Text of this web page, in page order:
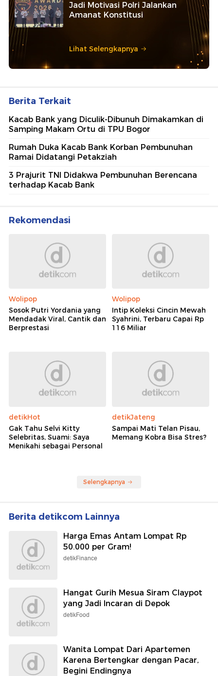
Jadi Motivasi Polri Jalankan
Amanat Konstitusi
Lihat Selengkapnya
Berita Terkait
Kacab Bank yang Diculik-Dibunuh Dimakamkan di
Samping Makam Ortu di TPU Bogor
Rumah Duka Kacab Bank Korban Pembunuhan
Ramai Didatangi Petakziah
3 Prajurit TNI Didakwa Pembunuhan Berencana
terhadap Kacab Bank
Rekomendasi
Wolipop
Sosok Putri Yordania yang
Mendadak Viral, Cantik dan
Berprestasi
Wolipop
Intip Koleksi Cincin Mewah
Syahrini, Terbaru Capai Rp
116 Miliar
detikHot
Gak Tahu Selvi Kitty
Selebritas, Suami: Saya
Menikahi sebagai Personal
detikJateng
Sampai Mati Telan Pisau,
Memang Kobra Bisa Stres?
Selengkapnya
Berita detikcom Lainnya
Harga Emas Antam Lompat Rp
50.000 per Gram!
detikFinance
Hangat Gurih Mesua Siram Claypot
yang Jadi Incaran di Depok
detikFood
Wanita Lompat Dari Apartemen
Karena Bertengkar dengan Pacar,
Begini Endingnya